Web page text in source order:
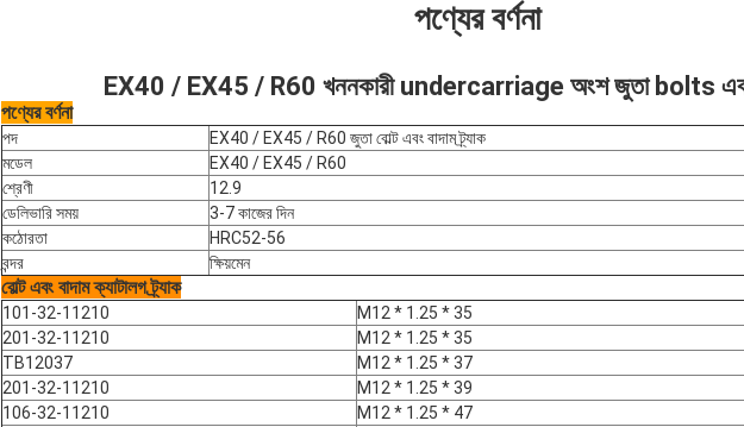
পণ্যের বর্ণনা
EX40 / EX45 / R60 খননকারী undercarriage অংশ জুতা bolts এবং
পণ্যের বর্ণনা
পদ
EX40 / EX45 / R60 জুতা বোল্ট এবং বাদাম ট্র্যাক
মডেল
EX40 / EX45 / R60
শ্রেণী
12.9
ডেলিভারি সময়
3-7 কাজের দিন
কঠোরতা
HRC52-56
বন্দর
ক্ষিয়মেন
বোল্ট এবং বাদাম ক্যাটালগ ট্র্যাক
101-32-11210
M12 * 1.25 * 35
201-32-11210
M12 * 1.25 * 35
TB12037
M12 * 1.25 * 37
201-32-11210
M12 * 1.25 * 39
106-32-11210
M12 * 1.25 * 47